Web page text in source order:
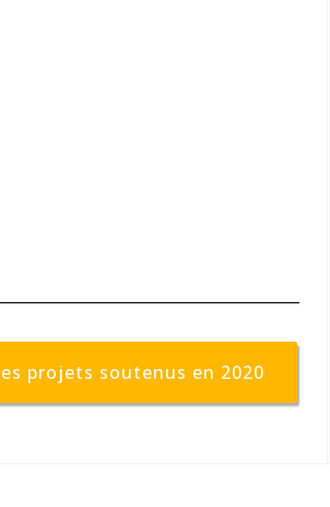
projets soutenus en 2020